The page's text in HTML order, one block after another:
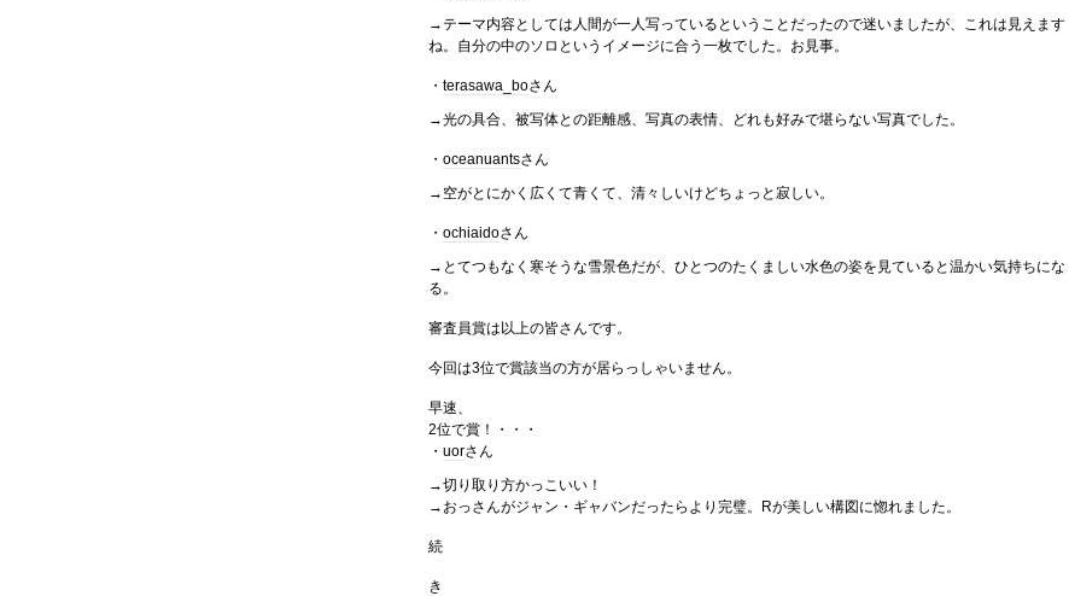
→テーマ内容としては人間が一人写っているということだったので迷いましたが、これは見えます
ね。自分の中のソロというイメージに合う一枚でした。お見事。
・ terasawa_boさん
→光の具合、被写体との距離感、写真の表情、どれも好みで堪らない写真でした。
・ oceanuantsさん
→空がとにかく広くて青くて、清々しいけどちょっと寂しい。
・ ochiaidoさん
→とてつもなく寒そうな雪景色だが、ひとつのたくましい水色の姿を見ていると温かい気持ちにな
る。
審査員賞は以上の皆さんです。
今回は3位で賞該当の方が居らっしゃいません。
早速、
2位で賞！・・・
・ uorさん
→切り取り方かっこいい！
→おっさんがジャン・ギャバンだったらより完璧。Rが美しい構図に惚れました。
続
き